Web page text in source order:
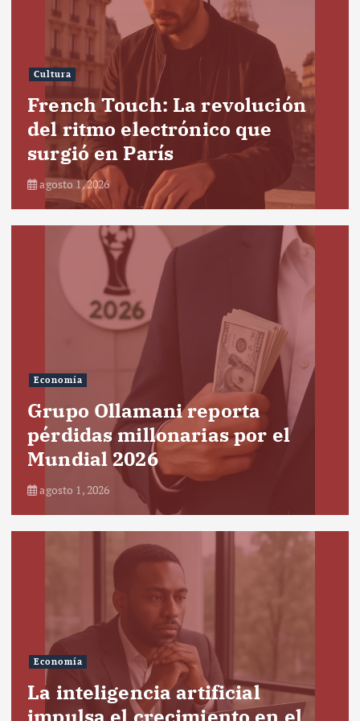
Cultura
French Touch: La revolución
del ritmo electrónico que
surgió en París
agosto 1, 2026
Economía
Grupo Ollamani reporta
pérdidas millonarias por el
Mundial 2026
agosto 1, 2026
Economía
La inteligencia artificial
impulsa el crecimiento en el